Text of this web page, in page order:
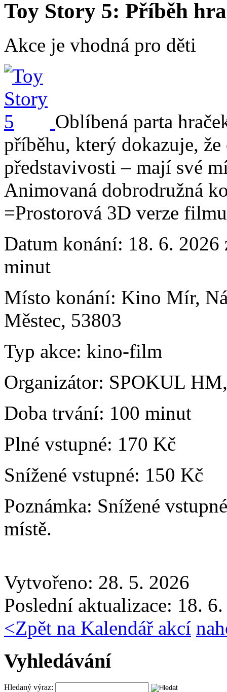
Toy Story 5: Příběh
Akce je vhodná pro děti
Oblíbená parta
příběhu, který dokazuje,
představivosti – mají své
Animovaná dobrodružná
=Prostorová 3D verze
Datum konání: 18. 6. 2026
minut
Místo konání: Kino Mír,
Městec, 53803
Typ akce: kino-film
Organizátor: SPOKUL
Doba trvání: 100 minut
Plné vstupné: 170 Kč
Snížené vstupné: 150 Kč
Poznámka: Snížené
místě.
Vytvořeno: 28. 5. 2026
Poslední aktualizace: 18.
<Zpět na Kalendář akcí
Vyhledávání
Hledaný výraz: